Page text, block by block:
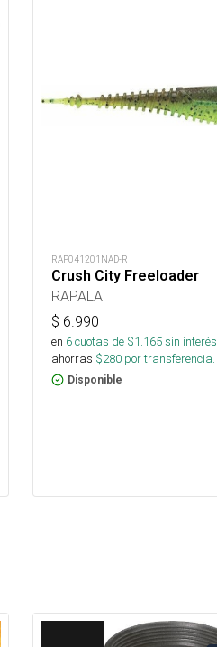
RAP041201NAD-R
Crush City Freeloader
RAPALA
$ 6.990
en 6cuotas de $1.165sin interés
ahorras $280 por transferencia.
Disponible